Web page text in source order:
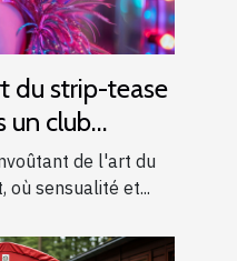
du strip-tease
un club
de l'art du
sensualité et...